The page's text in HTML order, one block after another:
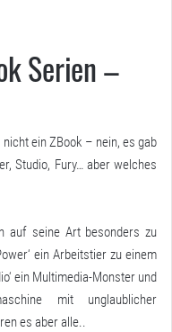
Serien –
ein ZBook – nein, es gab
Studio, Fury… aber welches
auf seine Art besonders zu
ein Arbeitstier zu einem
ein Multimedia-Monster und
mit unglaublicher
es aber alle..